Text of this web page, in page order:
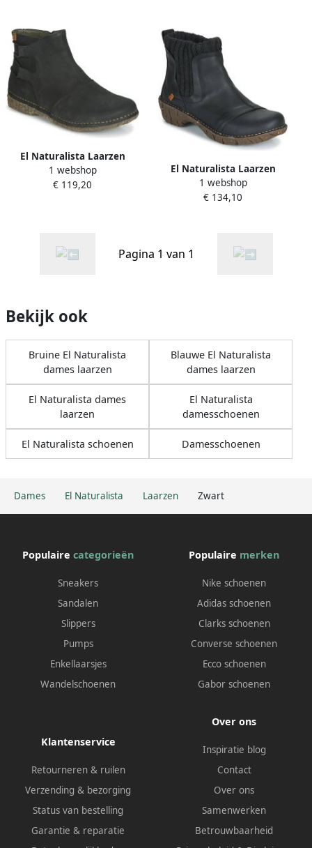
Dames El Naturalista Laarzen Zwart
El Naturalista Laarzen
ANGKOR
1 webshop
€ 119,20
El Naturalista Laarzen
YGGDRASIL
1 webshop
€ 134,10
Pagina 1 van 1
Bekijk ook
Bruine El Naturalista
dames laarzen
Blauwe El Naturalista
dames laarzen
El Naturalista dames
laarzen
El Naturalista
damesschoenen
El Naturalista schoenen Damesschoenen
Populaire categorieën
Sneakers
Sandalen
Slippers
Pumps
Enkellaarsjes
Wandelschoenen
Populaire merken
Nike schoenen
Adidas schoenen
Clarks schoenen
Converse schoenen
Ecco schoenen
Gabor schoenen
Klantenservice
Retourneren & ruilen
Verzending & bezorging
Status van bestelling
Garantie & reparatie
Over ons
Inspiratie blog
Contact
Over ons
Samenwerken
Betrouwbaarheid